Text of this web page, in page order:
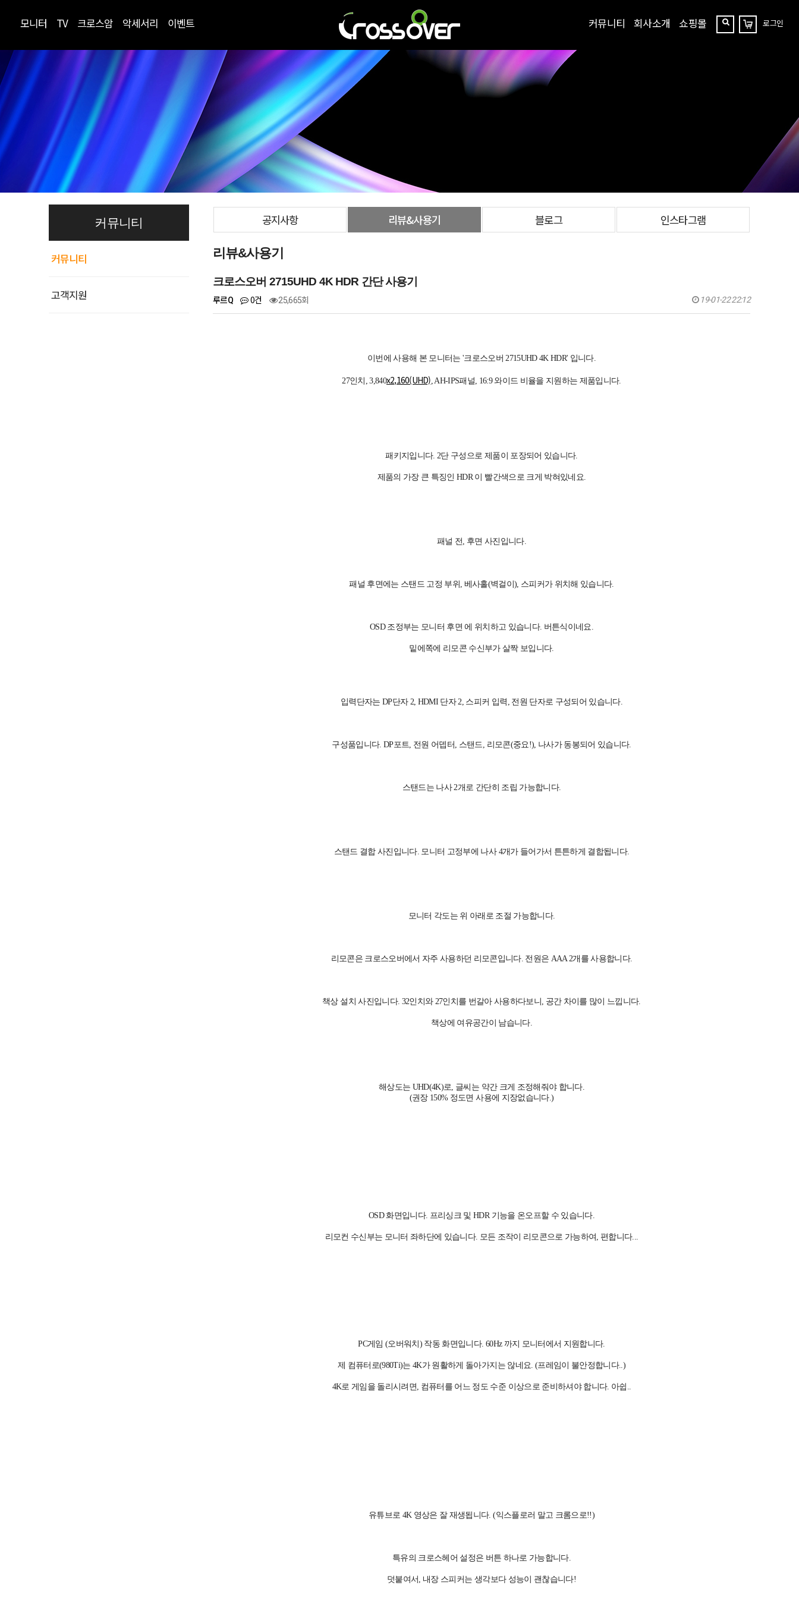
모니터 TV 크로스암 악세서리 이벤트 커뮤니티 회사소개 쇼핑몰
찾
장
바
로그인
커뮤니티
커뮤니티
고객지원
공지사항 리뷰&사용기 블로그 인스타그램
리뷰&사용기
크로스오버 2715UHD 4K HDR 간단 사용기
루르Q 0건 25,665회 19-01-22 22:12
이번에 사용해 본 모니터는 '크로스오버 2715UHD 4K HDR' 입니다.
27인치, 3,840x2,160(UHD), AH-IPS패널, 16:9 와이드 비율을 지원하는 제품입니다.
패키지입니다. 2단 구성으로 제품이 포장되어 있습니다.
제품의 가장 큰 특징인 HDR 이 빨간색으로 크게 박혀있네요.
패널 전, 후면 사진입니다.
패널 후면에는 스탠드 고정 부위, 베사홀(벽걸이), 스피커가 위치해 있습니다.
OSD 조정부는 모니터 후면 에 위치하고 있습니다. 버튼식이네요.
밑에쪽에 리모콘 수신부가 살짝 보입니다.
입력단자는 DP단자 2, HDMI 단자 2, 스피커 입력, 전원 단자로 구성되어 있습니다.
구성품입니다. DP포트, 전원 어뎁터, 스탠드, 리모콘(중요!), 나사가 동봉되어 있습니다.
스탠드는 나사 2개로 간단히 조립 가능합니다.
스탠드 결합 사진입니다. 모니터 고정부에 나사 4개가 들어가서 튼튼하게 결합됩니다.
모니터 각도는 위 아래로 조절 가능합니다.
리모콘은 크로스오버에서 자주 사용하던 리모콘입니다. 전원은 AAA 2개를 사용합니다.
책상 설치 사진입니다. 32인치와 27인치를 번갈아 사용하다보니, 공간 차이를 많이 느낍니다.
책상에 여유공간이 남습니다.
해상도는 UHD(4K)로, 글씨는 약간 크게 조정해줘야 합니다.
(권장 150% 정도면 사용에 지장없습니다.)
OSD 화면입니다. 프리싱크 및 HDR 기능을 온오프할 수 있습니다.
리모컨 수신부는 모니터 좌하단에 있습니다. 모든 조작이 리모콘으로 가능하여, 편합니다...
PC게임 (오버워치) 작동 화면입니다. 60Hz 까지 모니터에서 지원합니다.
제 컴퓨터로(980Ti)는 4K가 원활하게 돌아가지는 않네요. (프레임이 불안정합니다..)
4K로 게임을 돌리시려면, 컴퓨터를 어느 정도 수준 이상으로 준비하셔야 합니다. 아쉽..
유튜브로 4K 영상은 잘 재생됩니다. (익스플로러 말고 크롬으로!!)
특유의 크로스헤어 설정은 버튼 하나로 가능합니다.
덧붙여서, 내장 스피커는 생각보다 성능이 괜찮습니다!